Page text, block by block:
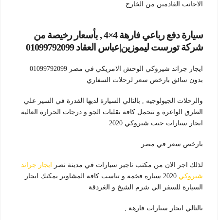
الاجانب القادمين من الخارج
سيارة دفع رباعي فارهة 4×4 , بأسعار رخيصة من
شركة تورست ليموزين|عباس العقاد 01099792099
ايجار جراند شيروكي الوحش الامريكي في مصر 01099792099
بدون سائق بارخص سعر لرحلات السفاري
والرحلات الجيولوجيه , بالتالي السيارة لديها القدرة في السير علي
الطرق الواعرة و تتحمل كافة تقلبات الجو و درجات الحرارة العالية
ايجار سيارات جيب شيروكي 2020
بارخص سعر في مصر
لذلك اجر الان من مكتب تاجير سيارات في مدينة نصر
ايجار جراند
شيروكي
2020 سيارة فخمة و تناسب كافة المشاوير يمكنك ايجار
السيارة للسفر الي شرم الشيخ و الغردقة
بالتالي ايجار سيارات فارهة ,